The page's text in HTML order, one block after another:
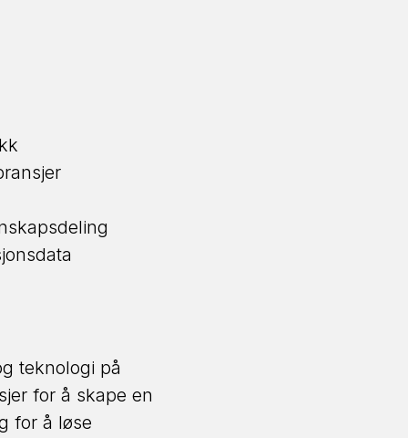
teknologi på
for å skape en
for å løse